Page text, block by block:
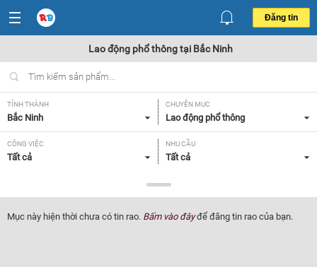
Đăng tin
Lao động phổ thông tại Bắc Ninh
TỈNH THÀNH
Bắc Ninh
CHUYÊN MỤC
Lao động phổ thông
CÔNG VIỆC
Tất cả
NHU CẦU
Tất cả
Tất cả
Mục này hiện thời chưa có tin rao. Bấm vào đâyđể đăng tin rao của bạn.